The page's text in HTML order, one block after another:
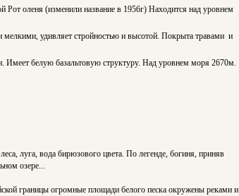
оленя (изменили название в 1956г) Находится над уровнем
удивляет стройностью и высотой. Покрыта травами и
Имеет белую базальтовую структуру. Над уровнем моря 2670м.
луга, вода бирюзового цвета. По легенде, богиня, приняв
озере...
границы огромные площади белого песка окружены реками и